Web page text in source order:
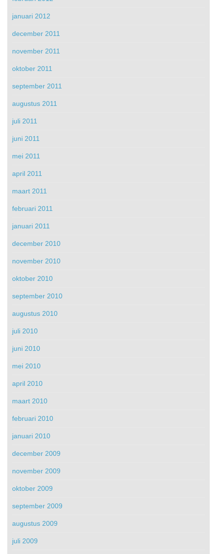
januari 2012
december 2011
november 2011
oktober 2011
september 2011
augustus 2011
juli 2011
juni 2011
mei 2011
april 2011
maart 2011
februari 2011
januari 2011
december 2010
november 2010
oktober 2010
september 2010
augustus 2010
juli 2010
juni 2010
mei 2010
april 2010
maart 2010
februari 2010
januari 2010
december 2009
november 2009
oktober 2009
september 2009
augustus 2009
juli 2009